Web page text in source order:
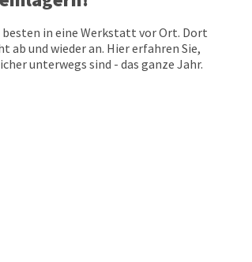
besten in eine Werkstatt vor Ort. Dort
und wieder an. Hier erfahren Sie,
unterwegs sind - das ganze Jahr.